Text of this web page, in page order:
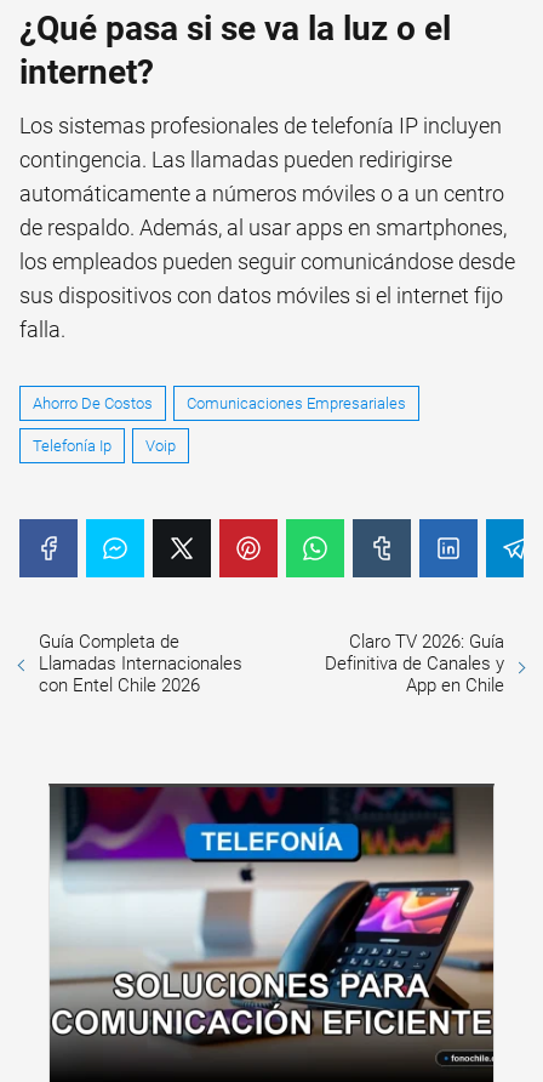
¿Qué pasa si se va la luz o el
internet?
Los sistemas profesionales de telefonía IP incluyen
contingencia. Las llamadas pueden redirigirse
automáticamente a números móviles o a un centro
de respaldo. Además, al usar apps en smartphones,
los empleados pueden seguir comunicándose desde
sus dispositivos con datos móviles si el internet fijo
falla.
Ahorro De Costos Comunicaciones Empresariales
Telefonía Ip Voip
Guía Completa de
Llamadas Internacionales
con Entel Chile 2026
Claro TV 2026: Guía
Definitiva de Canales y
App en Chile